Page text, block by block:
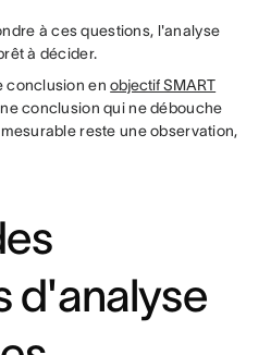
à ces questions, l'analyse
à décider.
conclusion enobjectif SMART
conclusion qui ne débouche
reste une observation,
d'analyse